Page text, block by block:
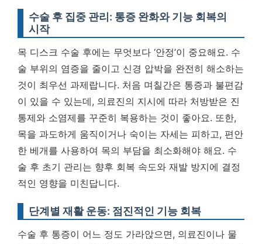
수술 후 집중 관리: 통증 완화와 기능 회복의
시작
목 디스크 수술 후에는 무엇보다 ‘안정’이 중요해요. 수
술 부위의 염증을 줄이고 신경 압박을 완전히 해소하는
것이 최우선 과제랍니다. 처음 며칠간은 통증과 불편감
이 있을 수 있는데, 의료진의 지시에 따라 처방받은 진
통제와 소염제를 꾸준히 복용하는 것이 좋아요. 또한,
목을 과도하게 움직이거나 숙이는 자세는 피하고, 편안
한 베개를 사용하여 목의 부담을 최소화해야 해요. 수
술 후 초기 관리는 향후 회복 속도와 재발 방지에 결정
적인 영향을 미친답니다.
단계별 재활 운동: 점진적인 기능 회복
수술 후 통증이 어느 정도 가라앉으면, 의료진이나 물